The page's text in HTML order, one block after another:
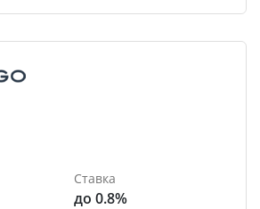
Ставка
до 0.8%